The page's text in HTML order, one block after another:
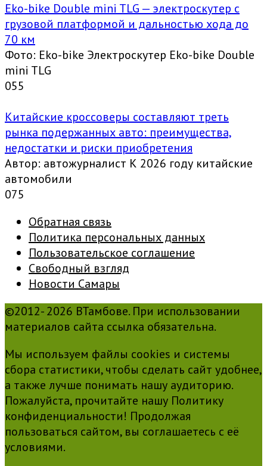
Eko-bike Double mini TLG — электроскутер с
грузовой платформой и дальностью хода до
70 км
Фото: Eko-bike Электроскутер Eko-bike Double
mini TLG
055
Китайские кроссоверы составляют треть
рынка подержанных авто: преимущества,
недостатки и риски приобретения
Автор: автожурналист К 2026 году китайские
автомобили
075
Обратная связь
Политика персональных данных
Пользовательское соглашение
Свободный взгляд
Новости Самары
©2012- 2026 ВТамбове. При использовании
материалов сайта ссылка обязательна.
Мы используем файлы cookies и системы
сбора статистики, чтобы сделать сайт удобнее,
а также лучше понимать нашу аудиторию.
Пожалуйста, прочитайте нашу Политику
конфиденциальности! Продолжая
пользоваться сайтом, вы соглашаетесь с её
условиями.